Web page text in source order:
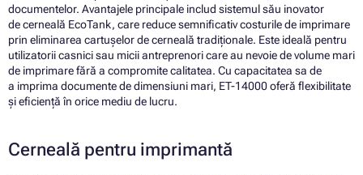
documentelor. Avantajele principale includ sistemul său inovator
de cerneală EcoTank, care reduce semnificativ costurile de imprimare
prin eliminarea cartușelor de cerneală tradiționale. Este ideală pentru
utilizatorii casnici sau micii antreprenori care au nevoie de volume mari
de imprimare fără a compromite calitatea. Cu capacitatea sa de
a imprima documente de dimensiuni mari, ET-14000 oferă flexibilitate
și eficiență în orice mediu de lucru.
Cerneală pentru imprimantă